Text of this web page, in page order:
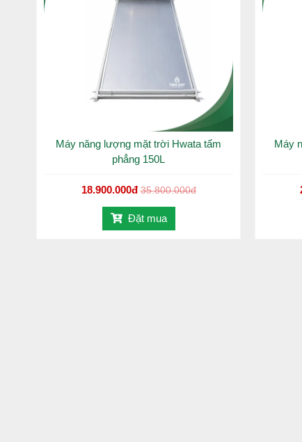
Máy năng lượng mặt trời Hwata tấm
phẳng 150L
18.900.000đ 35.800.000đ
Đặt mua
Máy